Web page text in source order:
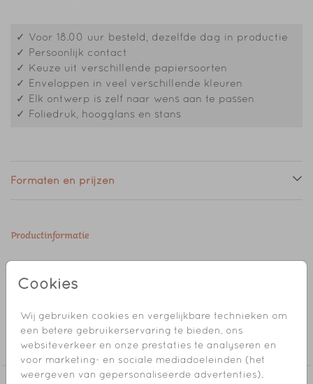
Cookies
Wij gebruiken cookies en vergelijkbare technieken om
een betere gebruikerservaring te bieden, ons
websiteverkeer en onze prestaties te analyseren en
voor marketing- en sociale mediadoeleinden (het
weergeven van gepersonaliseerde advertenties).
✓ Voor 18.00 uur besteld, dezelfde dag in productie
✓ Persoonlijk contact
✓ Keuze uit verschillende papiersoorten
✓ Enveloppen in veel verschillende kleuren
✓ Elk ontwerp is zelf naar wens aan te passen
✓ Foliedruk, hoogglans en stans
Formaten en prijzen
Productinformatie
folie-blanco-vierkant-dubbel-geboortekaartje
Collectie
Foliedruk zelf maken